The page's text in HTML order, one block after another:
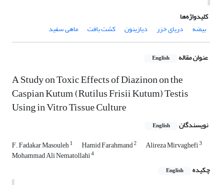
کلیدواژه‌ها
بیضه
دریای خزر دیازینون کشت بافت ماهی سفید
عنوان مقاله English
A Study on Toxic Effects of Diazinon on the
Caspian Kutum (Rutilus Frisii Kutum) Testis
Using in Vitro Tissue Culture
نویسندگان English
F. Fadakar Masouleh1 Hamid Farahmand2 Alireza Mirvaghefi3
Mohammad Ali Nematollahi4
چکیده English